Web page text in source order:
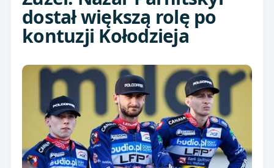
dostał większą rolę po
kontuzji Kołodzieja